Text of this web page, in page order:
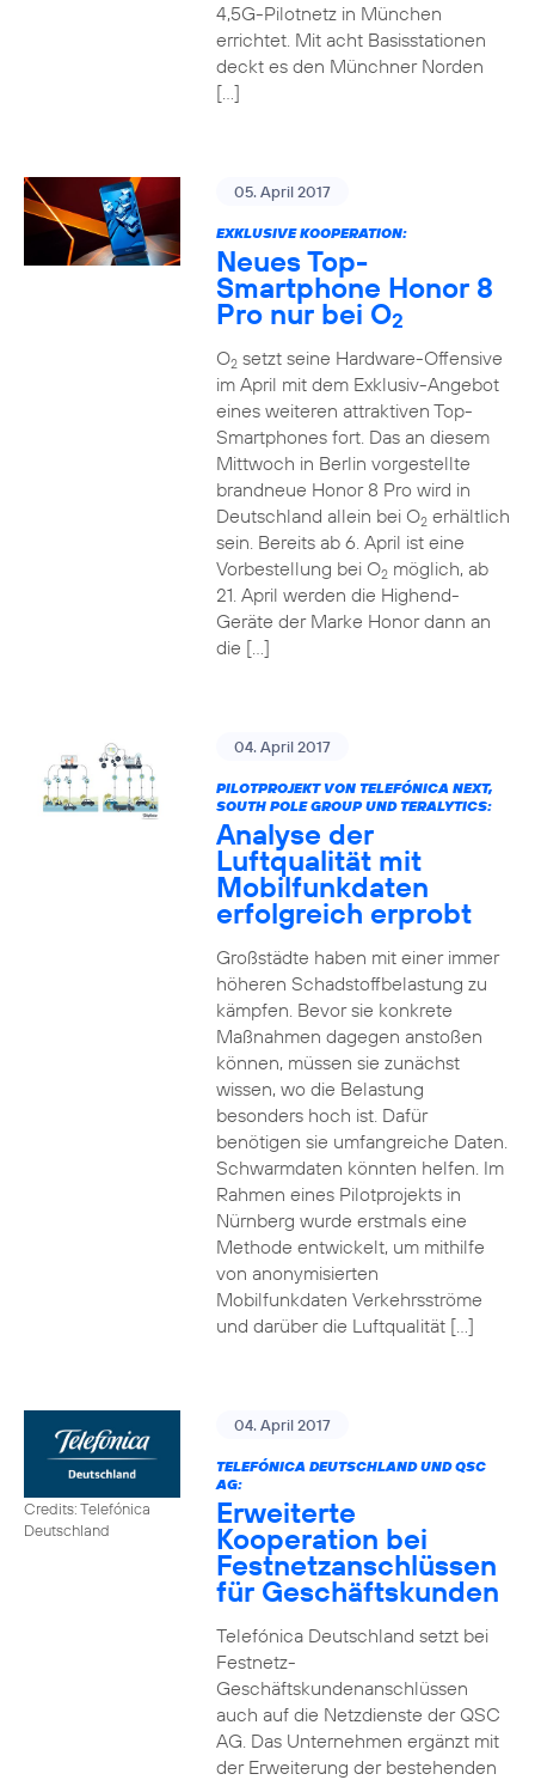
4,5G-Pilotnetz in München
errichtet. Mit acht Basisstationen
deckt es den Münchner Norden
[…]
05. April 2017
EXKLUSIVE KOOPERATION:
Neues Top-
Smartphone Honor 8
Pro nur bei O2
O2setzt seine Hardware-Offensive
im April mit dem Exklusiv-Angebot
eines weiteren attraktiven Top-
Smartphones fort. Das an diesem
Mittwoch in Berlin vorgestellte
brandneue Honor 8 Pro wird in
Deutschland allein bei O2erhältlich
sein. Bereits ab 6. April ist eine
Vorbestellung bei O2möglich, ab
21. April werden die Highend-
Geräte der Marke Honor dann an
die […]
04. April 2017
PILOTPROJEKT VON TELEFÓNICA NEXT,
SOUTH POLE GROUP UND TERALYTICS:
Analyse der
Luftqualität mit
Mobilfunkdaten
erfolgreich erprobt
Großstädte haben mit einer immer
höheren Schadstoffbelastung zu
kämpfen. Bevor sie konkrete
Maßnahmen dagegen anstoßen
können, müssen sie zunächst
wissen, wo die Belastung
besonders hoch ist. Dafür
benötigen sie umfangreiche Daten.
Schwarmdaten könnten helfen. Im
Rahmen eines Pilotprojekts in
Nürnberg wurde erstmals eine
Methode entwickelt, um mithilfe
von anonymisierten
Mobilfunkdaten Verkehrsströme
und darüber die Luftqualität […]
Credits: Telefónica
Deutschland
04. April 2017
TELEFÓNICA DEUTSCHLAND UND QSC
AG:
Erweiterte
Kooperation bei
Festnetzanschlüssen
für Geschäftskunden
Telefónica Deutschland setzt bei
Festnetz-
Geschäftskundenanschlüssen
auch auf die Netzdienste der QSC
AG. Das Unternehmen ergänzt mit
der Erweiterung der bestehenden